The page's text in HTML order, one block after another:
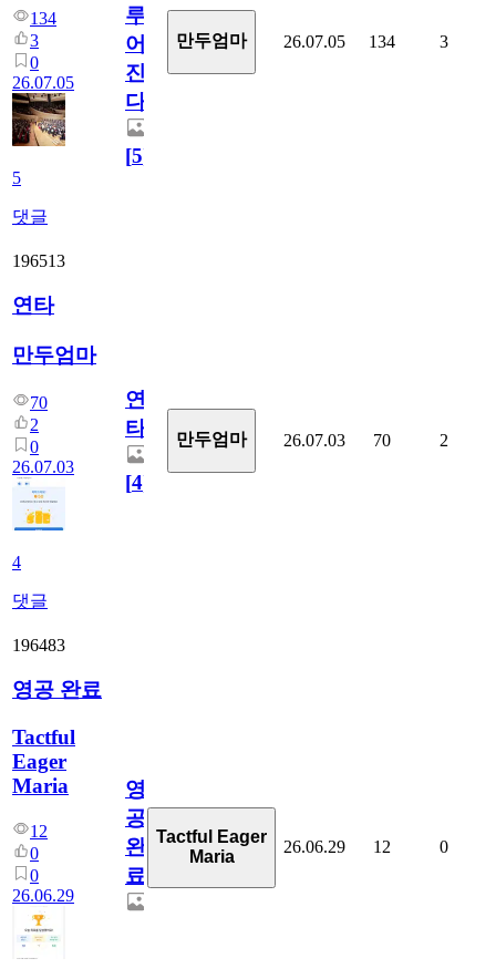
134
3
0
26.07.05
5
댓글
루
어
진
다.
[5]
만두엄마 26.07.05 134 3
196513
연타
만두엄마
70
2
0
26.07.03
4
댓글
연
타
[4]
만두엄마 26.07.03 70 2
196483
영공 완료
Tactful
Eager
Maria
12
0
0
26.06.29
영
공
완
료
Tactful Eager
Maria
26.06.29 12 0